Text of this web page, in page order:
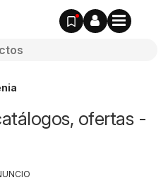
ofertas -